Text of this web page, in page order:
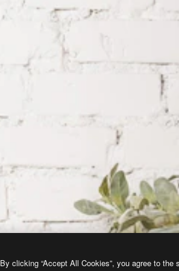
By clicking “Accept All Cookies”, you agree to